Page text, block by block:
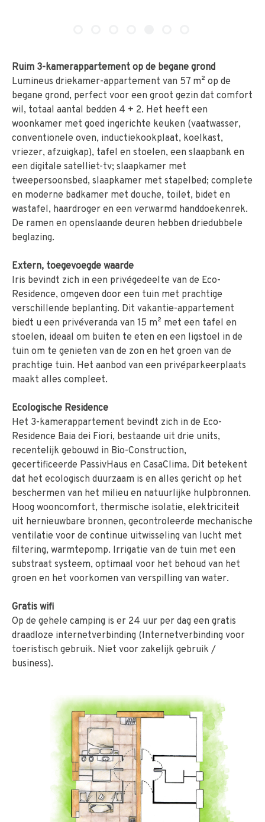
Ruim 3-kamerappartement op de begane grond
Lumineus driekamer-appartement van 57 m² op de
begane grond, perfect voor een groot gezin dat comfort
wil, totaal aantal bedden 4 + 2. Het heeft een
woonkamer met goed ingerichte keuken (vaatwasser,
conventionele oven, inductiekookplaat, koelkast,
vriezer, afzuigkap), tafel en stoelen, een slaapbank en
een digitale satelliet-tv; slaapkamer met
tweepersoonsbed, slaapkamer met stapelbed; complete
en moderne badkamer met douche, toilet, bidet en
wastafel, haardroger en een verwarmd handdoekenrek.
De ramen en openslaande deuren hebben driedubbele
beglazing.
Extern, toegevoegde waarde
Iris bevindt zich in een privégedeelte van de Eco-
Residence, omgeven door een tuin met prachtige
verschillende beplanting. Dit vakantie-appartement
biedt u een privéveranda van 15 m² met een tafel en
stoelen, ideaal om buiten te eten en een ligstoel in de
tuin om te genieten van de zon en het groen van de
prachtige tuin. Het aanbod van een privéparkeerplaats
maakt alles compleet.
Ecologische Residence
Het 3-kamerappartement bevindt zich in de Eco-
Residence Baia dei Fiori, bestaande uit drie units,
recentelijk gebouwd in Bio-Construction,
gecertificeerde PassivHaus en CasaClima. Dit betekent
dat het ecologisch duurzaam is en alles gericht op het
beschermen van het milieu en natuurlijke hulpbronnen.
Hoog wooncomfort, thermische isolatie, elektriciteit
uit hernieuwbare bronnen, gecontroleerde mechanische
ventilatie voor de continue uitwisseling van lucht met
filtering, warmtepomp. Irrigatie van de tuin met een
substraat systeem, optimaal voor het behoud van het
groen en het voorkomen van verspilling van water.
Gratis wifi
Op de gehele camping is er 24 uur per dag een gratis
draadloze internetverbinding (Internetverbinding voor
toeristisch gebruik. Niet voor zakelijk gebruik /
business).